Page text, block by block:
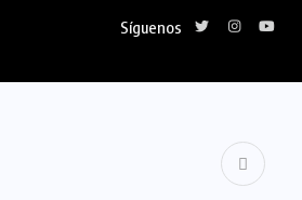
Síguenos